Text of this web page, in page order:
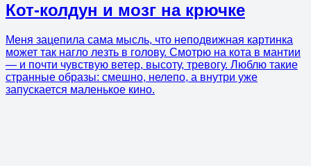
Кот-колдун и мозг на крючке
Меня зацепила сама мысль, что неподвижная картинка
может так нагло лезть в голову. Смотрю на кота в мантии
— и почти чувствую ветер, высоту, тревогу. Люблю такие
странные образы: смешно, нелепо, а внутри уже
запускается маленькое кино.